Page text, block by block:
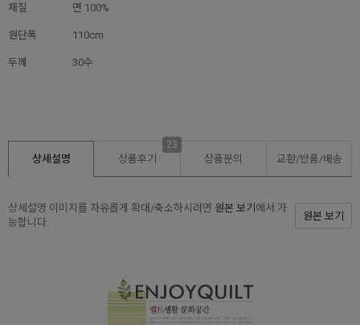
재질 면 100%
원단폭 110cm
두께 30수
상세설명 상품후기
23
상품문의 교환/반품/배송
상세설명 이미지를 자유롭게 확대/축소하시려면 원본 보기 에서 가
능합니다.
원본 보기